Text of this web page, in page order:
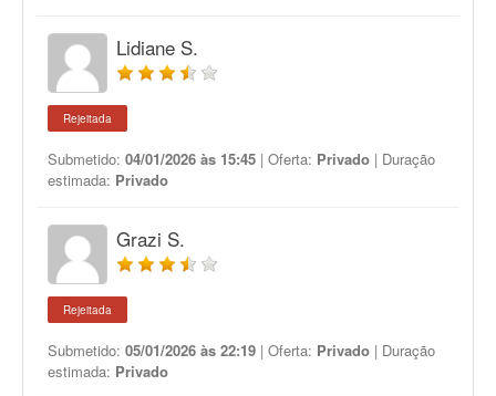
Lidiane S.
Rejeitada
Submetido: 04/01/2026 às 15:45 | Oferta: Privado | Duração
estimada: Privado
Grazi S.
Rejeitada
Submetido: 05/01/2026 às 22:19 | Oferta: Privado | Duração
estimada: Privado